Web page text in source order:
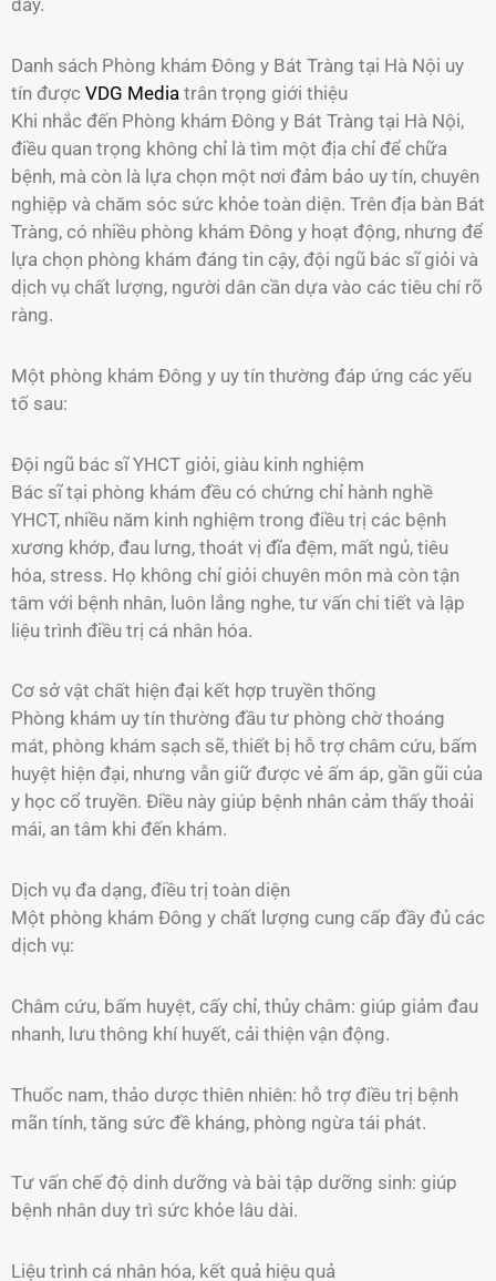
đây.
Danh sách Phòng khám Đông y Bát Tràng tại Hà Nội uy
tín được VDG Media trân trọng giới thiệu
Khi nhắc đến Phòng khám Đông y Bát Tràng tại Hà Nội,
điều quan trọng không chỉ là tìm một địa chỉ để chữa
bệnh, mà còn là lựa chọn một nơi đảm bảo uy tín, chuyên
nghiệp và chăm sóc sức khỏe toàn diện. Trên địa bàn Bát
Tràng, có nhiều phòng khám Đông y hoạt động, nhưng để
lựa chọn phòng khám đáng tin cậy, đội ngũ bác sĩ giỏi và
dịch vụ chất lượng, người dân cần dựa vào các tiêu chí rõ
ràng.
Một phòng khám Đông y uy tín thường đáp ứng các yếu
tố sau:
Đội ngũ bác sĩ YHCT giỏi, giàu kinh nghiệm
Bác sĩ tại phòng khám đều có chứng chỉ hành nghề
YHCT, nhiều năm kinh nghiệm trong điều trị các bệnh
xương khớp, đau lưng, thoát vị đĩa đệm, mất ngủ, tiêu
hóa, stress. Họ không chỉ giỏi chuyên môn mà còn tận
tâm với bệnh nhân, luôn lắng nghe, tư vấn chi tiết và lập
liệu trình điều trị cá nhân hóa.
Cơ sở vật chất hiện đại kết hợp truyền thống
Phòng khám uy tín thường đầu tư phòng chờ thoáng
mát, phòng khám sạch sẽ, thiết bị hỗ trợ châm cứu, bấm
huyệt hiện đại, nhưng vẫn giữ được vẻ ấm áp, gần gũi của
y học cổ truyền. Điều này giúp bệnh nhân cảm thấy thoải
mái, an tâm khi đến khám.
Dịch vụ đa dạng, điều trị toàn diện
Một phòng khám Đông y chất lượng cung cấp đầy đủ các
dịch vụ:
Châm cứu, bấm huyệt, cấy chỉ, thủy châm: giúp giảm đau
nhanh, lưu thông khí huyết, cải thiện vận động.
Thuốc nam, thảo dược thiên nhiên: hỗ trợ điều trị bệnh
mãn tính, tăng sức đề kháng, phòng ngừa tái phát.
Tư vấn chế độ dinh dưỡng và bài tập dưỡng sinh: giúp
bệnh nhân duy trì sức khỏe lâu dài.
Liệu trình cá nhân hóa, kết quả hiệu quả